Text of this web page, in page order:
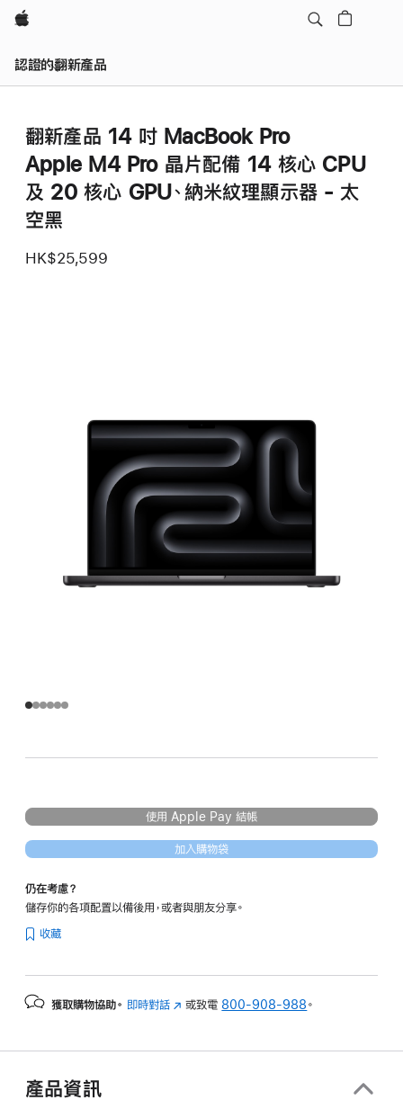
Apple
認證的翻新產品
翻新產品 14 吋 MacBook Pro
Apple M4 Pro 晶片配備 14 核心 CPU
及 20 核心 GPU、納米紋理顯示器 - 太
空黑
HK$25,599
使用 Apple Pay 結帳
加入購物袋
仍在考慮？
儲存你的各項配置以備後用，或者與朋友分享。
收藏
獲取購物協助。 即時對話 (以 或致電 800-908-988 。
產品資訊